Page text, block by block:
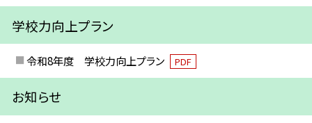
学校力向上プラン
令和8年度 学校力向上プラン PDF
お知らせ